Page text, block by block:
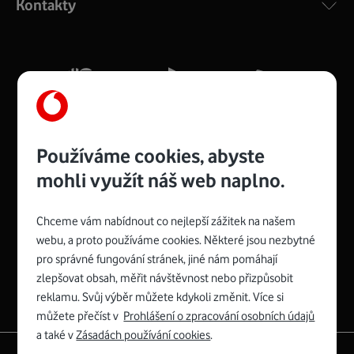
silný signál pro celou domácnost. Kompaktní rozměry 21
Více o COMPAL CH7465VF
Zyxel VMG8623-T50B:
Rozměry modemu jsou 16 x 22 x 7,5 cm (včetně stojánku)
a nabízí 4 gigabitové LAN porty a bezdrátové připojení Wi-
Fi ve verzích 802.11 b/g/n/ac pro frekvenci 2,4 GHz a
Spojte se s Vodafonem
Kontakty
Používáme cookies, abyste
mohli využít náš web naplno.
Chceme vám nabídnout co nejlepší zážitek na našem
webu, a proto používáme cookies. Některé jsou nezbytné
pro správné fungování stránek, jiné nám pomáhají
zlepšovat obsah, měřit návštěvnost nebo přizpůsobit
reklamu. Svůj výběr můžete kdykoli změnit. Více si
můžete přečíst v Prohlášení o zpracování osobních údajů
a také vZásadách používání cookies.